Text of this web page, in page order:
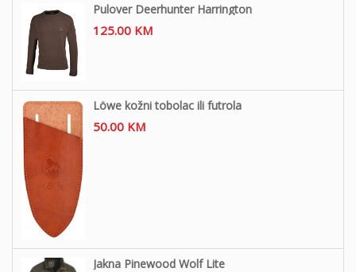
Pulover Deerhunter Harrington
125.00 KM
Löwe kožni tobolac ili futrola
50.00 KM
Jakna Pinewood Wolf Lite